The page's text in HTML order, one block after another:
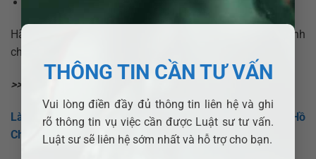
THÔNG TIN CẦN TƯ VẤN
Vui lòng điền đầy đủ thông tin liên hệ và ghi
rõ thông tin vụ việc cần được Luật sư tư vấn.
Luật sư sẽ liên hệ sớm nhất và hỗ trợ cho bạn.
Hãy liên hệ ngay để được tư vấn miễn phí và hỗ trợ nhanh
chóng trong các vấn đề pháp lý của bạn!
>>> Xem thêm:
Làm Đơn Ly Hôn Tại Tòa Án Nhân Dân Sơ Thẩm Số 7 – Hồ
Chí Minh